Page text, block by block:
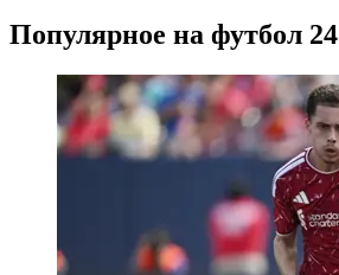
Популярное на футбол 24